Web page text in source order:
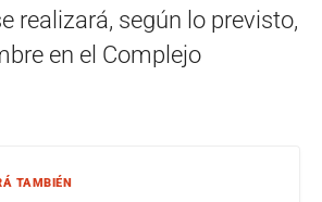
realizará, según lo previsto,
en el Complejo
TAMBIÉN